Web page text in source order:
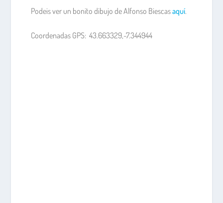
Podeis ver un bonito dibujo de Alfonso Biescasaquí.
Coordenadas GPS: 43.663329,-7.344944